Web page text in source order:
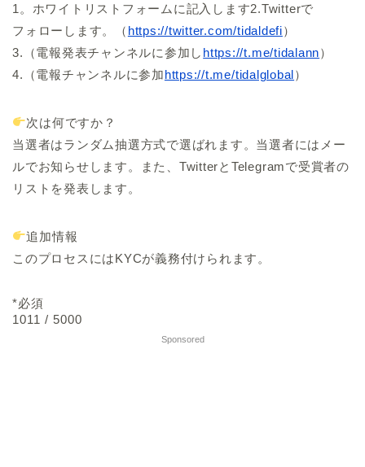
1。ホワイトリストフォームに記入します2.Twitterで
フォローします。（ https://twitter.com/tidaldefi）
3.（電報発表チャンネルに参加し https://t.me/tidalann）
4.（電報チャンネルに参加https://t.me/tidalglobal）
次は何ですか？
当選者はランダム抽選方式で選ばれます。当選者にはメー
ルでお知らせします。また、TwitterとTelegramで受賞者の
リストを発表します。
追加情報
このプロセスにはKYCが義務付けられます。
*必須
1011 / 5000
Sponsored